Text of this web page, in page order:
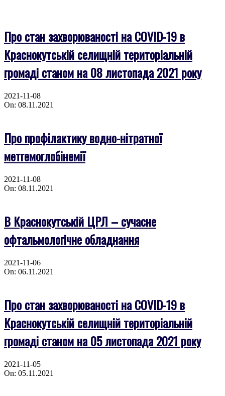
Про стан захворюваності на COVID-19 в
Краснокутській селищній територіальній
громаді станом на 08 листопада 2021 року
2021-11-08
On: 08.11.2021
Про профілактику водно-нітратної
метгемоглобінемії
2021-11-08
On: 08.11.2021
В Краснокутській ЦРЛ – сучасне
офтальмологічне обладнання
2021-11-06
On: 06.11.2021
Про стан захворюваності на COVID-19 в
Краснокутській селищній територіальній
громаді станом на 05 листопада 2021 року
2021-11-05
On: 05.11.2021